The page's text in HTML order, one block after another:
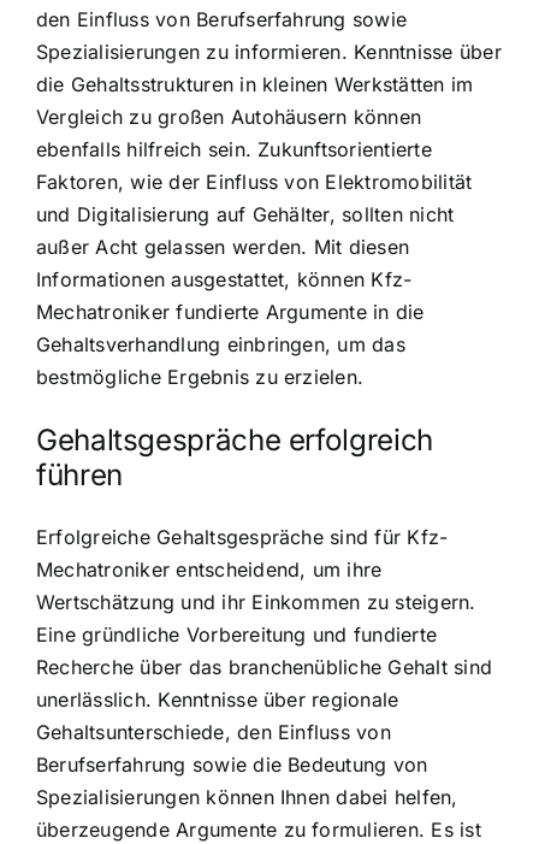
den Einfluss von Berufserfahrung sowie
Spezialisierungen zu informieren. Kenntnisse über
die Gehaltsstrukturen in kleinen Werkstätten im
Vergleich zu großen Autohäusern können
ebenfalls hilfreich sein. Zukunftsorientierte
Faktoren, wie der Einfluss von Elektromobilität
und Digitalisierung auf Gehälter, sollten nicht
außer Acht gelassen werden. Mit diesen
Informationen ausgestattet, können Kfz-
Mechatroniker fundierte Argumente in die
Gehaltsverhandlung einbringen, um das
bestmögliche Ergebnis zu erzielen.
Gehaltsgespräche erfolgreich
führen
Erfolgreiche Gehaltsgespräche sind für Kfz-
Mechatroniker entscheidend, um ihre
Wertschätzung und ihr Einkommen zu steigern.
Eine gründliche Vorbereitung und fundierte
Recherche über das branchenübliche Gehalt sind
unerlässlich. Kenntnisse über regionale
Gehaltsunterschiede, den Einfluss von
Berufserfahrung sowie die Bedeutung von
Spezialisierungen können Ihnen dabei helfen,
überzeugende Argumente zu formulieren. Es ist